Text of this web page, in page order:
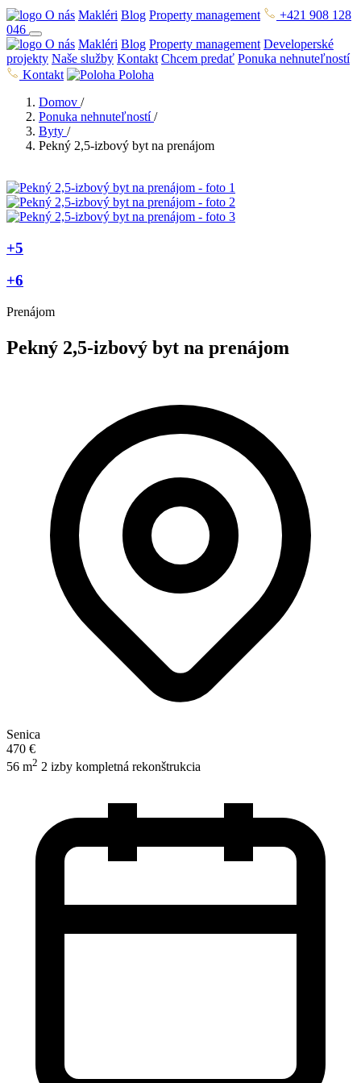
O nás Makléri Blog Property management
+421 908 128
046
O nás Makléri Blog Property management Developerské
projekty Naše služby Kontakt Chcem predať Ponuka nehnuteľností
Kontakt
Poloha
Domov /
Ponuka nehnuteľností /
Byty /
Pekný 2,5-izbový byt na prenájom
+5
+6
Prenájom
Pekný 2,5-izbový byt na prenájom
Senica
470 €
56 m2 2 izby kompletná rekonštrukcia